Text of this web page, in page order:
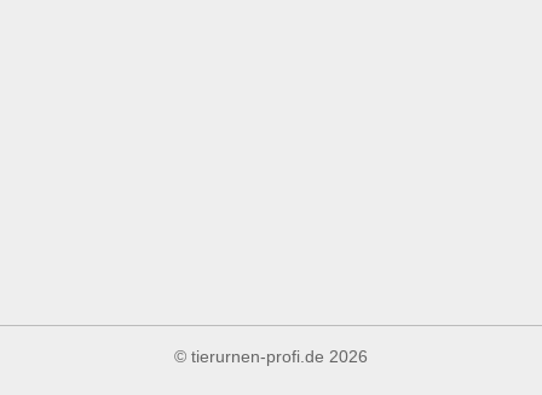
© tierurnen-profi.de 2026